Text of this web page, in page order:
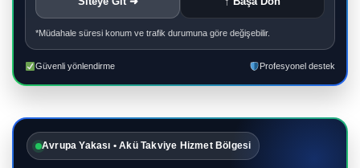
*Müdahale süresi konum ve trafik durumuna göre değişebilir.
Güvenli yönlendirme Profesyonel destek
Avrupa Yakası • Akü Takviye Hizmet Bölgesi